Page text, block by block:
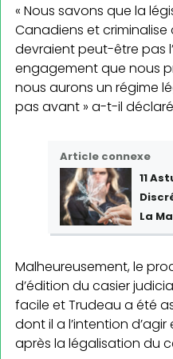
« Nous savons que la
Canadiens et
devraient peut-être pas
engagement que nous
nous aurons un régime
pas avant » a-t-il
Article connexe
11
La
Malheureusement, le
d’édition du casier
facile et Trudeau a été
dont il a l’intention d’agir
après la légalisation du